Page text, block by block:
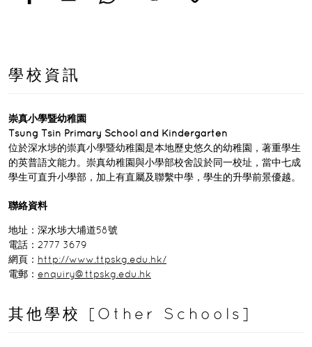
學校資訊
崇真小學暨幼稚園
Tsung Tsin Primary School and Kindergarten
位於深水埗的崇真小學暨幼稚園是本地歷史悠久的幼稚園，著重學生
的英普語文能力。崇真幼稚園與小學部校舍設於同一校址，當中七成
學生可直升小學部，加上有直屬及聯繫中學，學生的升學前景優越。
聯絡資料
地址：深水埗大埔道58號
電話：2777 3679
網頁： http://www.ttpskg.edu.hk/
電郵： enquiry@ttpskg.edu.hk
其他學校 [Other Schools]